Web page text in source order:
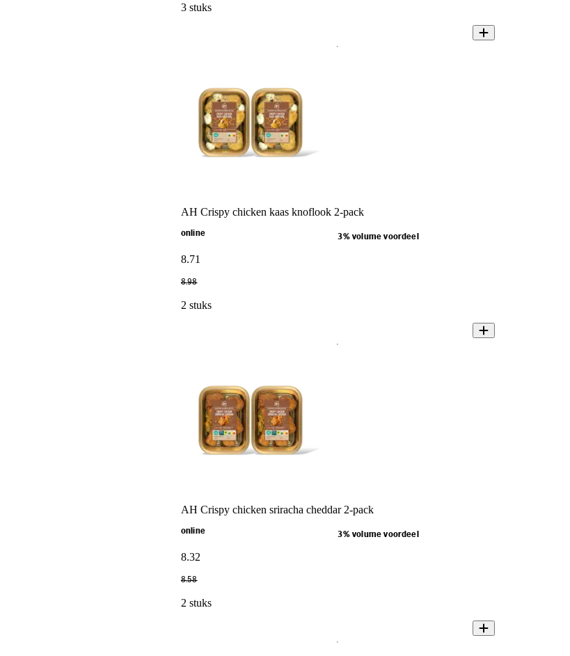
3 stuks
AH Crispy chicken kaas knoflook 2-pack
online 3% volume voordeel
8.71
8.98
2 stuks
AH Crispy chicken sriracha cheddar 2-pack
online 3% volume voordeel
8.32
8.58
2 stuks